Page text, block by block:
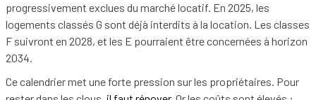
progressivement exclues du marché locatif. En 2025, les
logements classés G sont déjà interdits à la location. Les classes
F suivront en 2028, et les E pourraient être concernées à horizon
2034.
Ce calendrier met une forte pression sur les propriétaires. Pour